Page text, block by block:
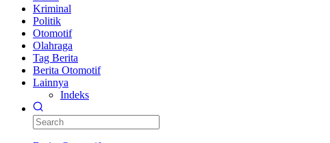
Kriminal
Politik
Otomotif
Olahraga
Tag Berita
Berita Otomotif
Lainnya
Indeks